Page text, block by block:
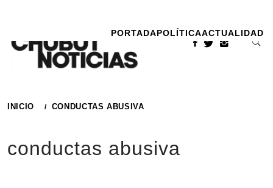
contenido
PORTADAPOLÍTICAACTUALIDAD
INICIO CONDUCTAS ABUSIVA
conductas abusiva